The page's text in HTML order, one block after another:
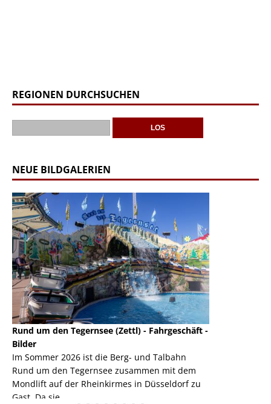
REGIONEN DURCHSUCHEN
NEUE BILDGALERIEN
Rund um den Tegernsee (Zettl) - Fahrgeschäft -
Bilder
Im Sommer 2026 ist die Berg- und Talbahn
Rund um den Tegernsee zusammen mit dem
Mondlift auf der Rheinkirmes in Düsseldorf zu
Gast. Da sie ...